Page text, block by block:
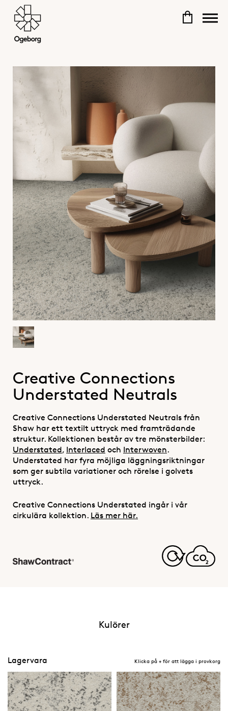
Creative Connections
Understated Neutrals
Creative Connections Understated Neutrals från
Shaw har ett textilt uttryck med framträdande
struktur. Kollektionen består av tre mönsterbilder:
Understated, Interlaced och Interwoven.
Understated har fyra möjliga läggningsriktningar
som ger subtila variationer och rörelse i golvets
uttryck.
Creative Connections Understated ingår i vår
cirkulära kollektion. Läs mer här.
Kulörer
Lagervara Klicka på + för att lägga i provkorg